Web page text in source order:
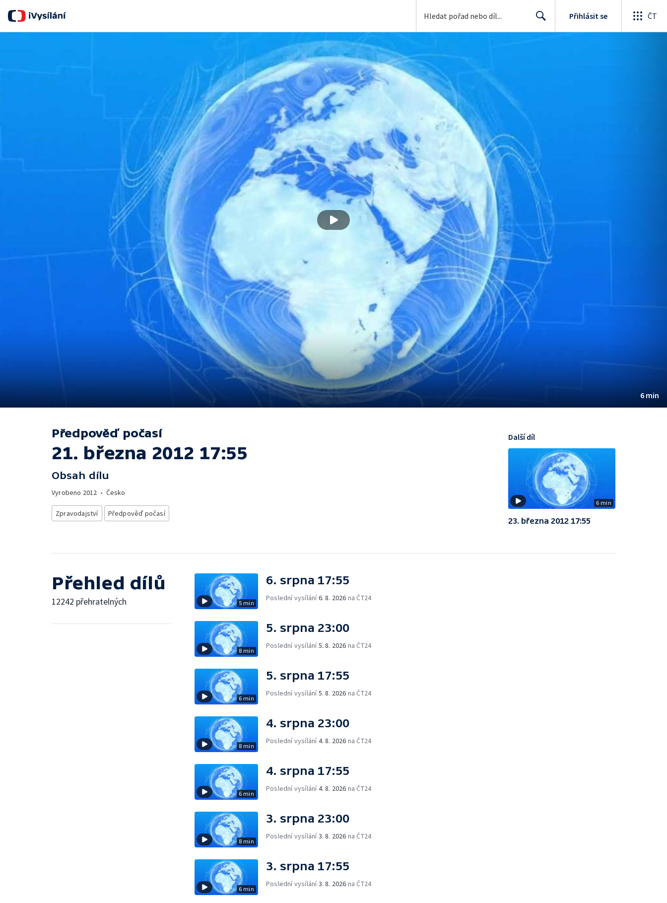
Přihlásit se ČT
6 min
Předpověď počasí
21. března 2012 17:55
Obsah dílu
Vyrobeno 2012 • Česko
Zpravodajství Předpověď počasí
6 min
Další díl
23. března 2012 17:55
Přehled dílů
12242 přehratelných 5 min
6. srpna 17:55
Poslední vysílání6. 8. 2026 na ČT24
8 min
5. srpna 23:00
Poslední vysílání5. 8. 2026 na ČT24
6 min
5. srpna 17:55
Poslední vysílání5. 8. 2026 na ČT24
8 min
4. srpna 23:00
Poslední vysílání4. 8. 2026 na ČT24
6 min
4. srpna 17:55
Poslední vysílání4. 8. 2026 na ČT24
8 min
3. srpna 23:00
Poslední vysílání3. 8. 2026 na ČT24
6 min
3. srpna 17:55
Poslední vysílání3. 8. 2026 na ČT24